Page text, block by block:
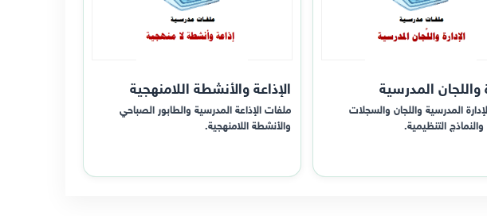
واللجان المدرسية
المدرسية واللجان والسجلات
التنظيمية.
الإذاعة والأنشطة اللامنهجية
ملفات الإذاعة المدرسية والطابور الصباحي
والأنشطة اللامنهجية.